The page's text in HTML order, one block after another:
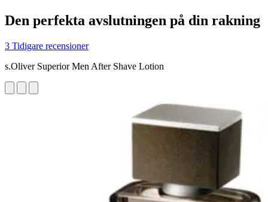
Den perfekta avslutningen på din rakning
3 Tidigare recensioner
s.Oliver Superior Men After Shave Lotion